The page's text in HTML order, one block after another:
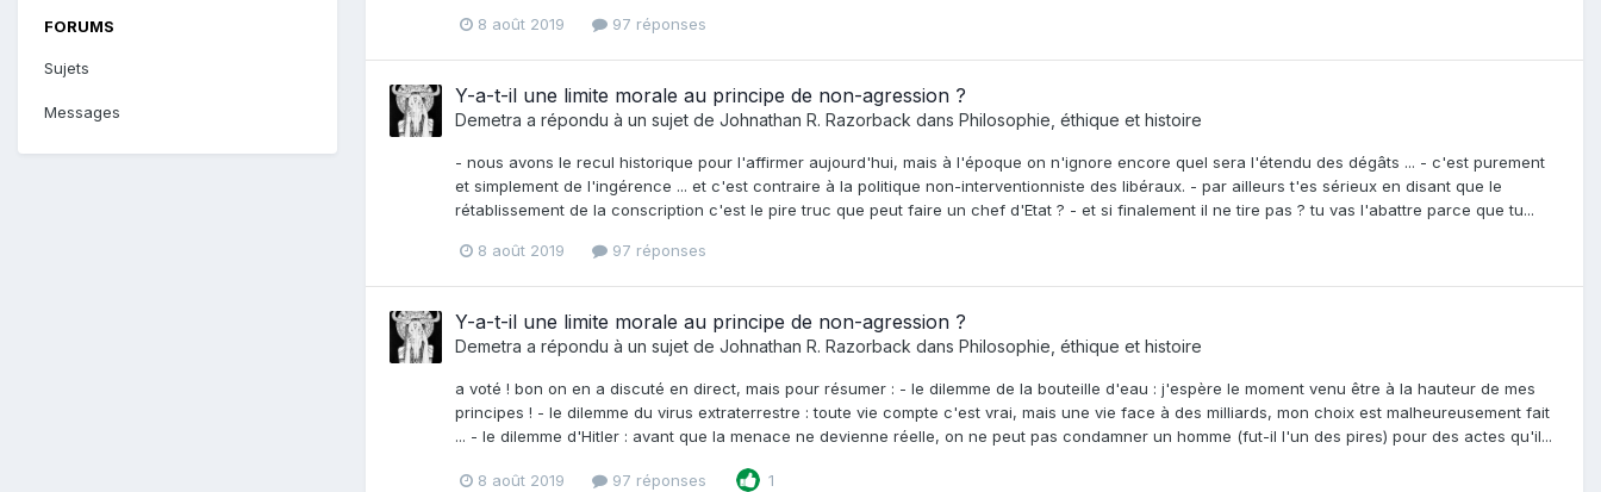
FORUMS
Sujets
Messages
8 août 2019 97 réponses
Y-a-t-il une limite morale au principe de non-agression ?
Demetra a répondu à un sujet de Johnathan R. Razorback dans Philosophie, éthique et histoire
- nous avons le recul historique pour l'affirmer aujourd'hui, mais à l'époque on n'ignore encore quel sera l'étendu des dégâts ... - c'est purement
et simplement de l'ingérence ... et c'est contraire à la politique non-interventionniste des libéraux. - par ailleurs t'es sérieux en disant que le
rétablissement de la conscription c'est le pire truc que peut faire un chef d'Etat ? - et si finalement il ne tire pas ? tu vas l'abattre parce que tu...
8 août 2019 97 réponses
Y-a-t-il une limite morale au principe de non-agression ?
Demetra a répondu à un sujet de Johnathan R. Razorback dans Philosophie, éthique et histoire
a voté ! bon on en a discuté en direct, mais pour résumer : - le dilemme de la bouteille d'eau : j'espère le moment venu être à la hauteur de mes
principes ! - le dilemme du virus extraterrestre : toute vie compte c'est vrai, mais une vie face à des milliards, mon choix est malheureusement fait
... - le dilemme d'Hitler : avant que la menace ne devienne réelle, on ne peut pas condamner un homme (fut-il l'un des pires) pour des actes qu'il...
8 août 2019 97 réponses 1